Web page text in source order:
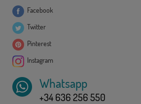
Facebook
Twitter
Pinterest
Instagram
Whatsapp
+34 636 256 550